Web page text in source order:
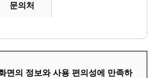
문의처
면의 정보와 사용 편의성에 만족하